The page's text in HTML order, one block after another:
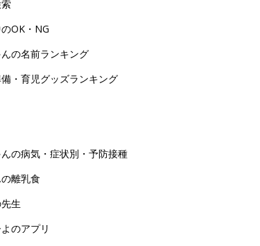
OK・NG
の名前ランキング
・育児グッズランキング
の病気・症状別・予防接種
離乳食
生
のアプリ